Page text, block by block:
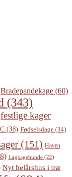
Bradepandekage (60)
(343)
festlige kager
(38) Fødselsdage (34)
(151) Haven
Lagkagebunde (22)
Nyt helårshus i træ